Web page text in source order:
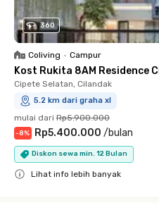
360
Coliving • Campur
Kost Rukita 8AM Residence
Cipete Selatan, Cilandak
5.2 km dari graha xl
mulai dari Rp5.900.000
-8% Rp5.400.000 /bulan
Diskon sewa min. 12 Bulan
Lihat info lebih banyak